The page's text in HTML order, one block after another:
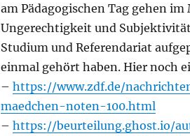
am Pädagogischen Tag gehen
Ungerechtigkeit und
Studium und Referendariat
einmal gehört haben. Hier noch
– https://www.zdf.de/
maedchen-noten-100.html
– https://beurteilung.ghost.io/